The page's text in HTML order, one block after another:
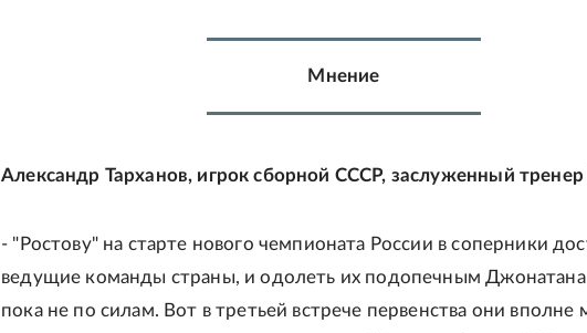
Мнение
Александр Тарханов, игрок сборной СССР, заслуженный тренер
- "Ростову" на старте нового чемпионата России в соперники
ведущие команды страны, и одолеть их подопечным
пока не по силам. Вот в третьей встрече первенства они вполне